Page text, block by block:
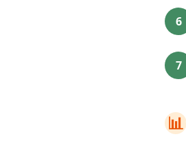
6
7
📊